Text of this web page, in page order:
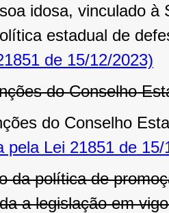
idosa, vinculado
estadual de
de 15/12/2023)
do Conselho
do Conselho
pela Lei 21851 de 15/
da política de
a legislação em